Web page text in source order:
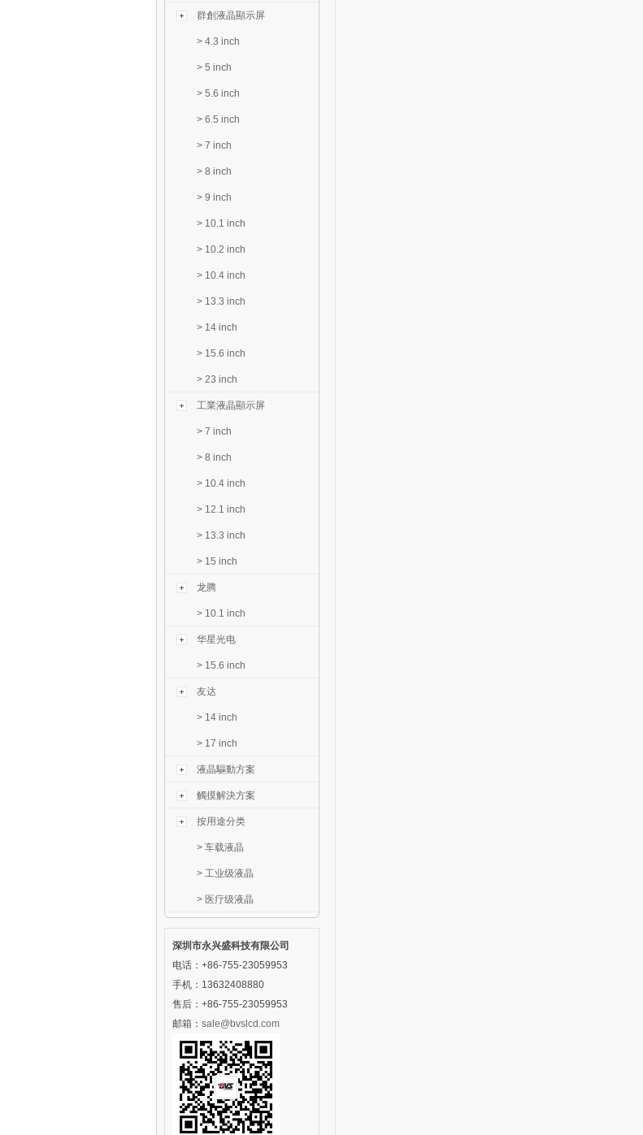
群創液晶顯示屏
> 4.3 inch
> 5 inch
> 5.6 inch
> 6.5 inch
> 7 inch
> 8 inch
> 9 inch
> 10.1 inch
> 10.2 inch
> 10.4 inch
> 13.3 inch
> 14 inch
> 15.6 inch
> 23 inch
工業液晶顯示屏
> 7 inch
> 8 inch
> 10.4 inch
> 12.1 inch
> 13.3 inch
> 15 inch
龙腾
> 10.1 inch
华星光电
> 15.6 inch
友达
> 14 inch
> 17 inch
液晶驅動方案
觸摸解決方案
按用途分类
> 车载液晶
> 工业级液晶
> 医疗级液晶
深圳市永兴盛科技有限公司
电话：+86-755-23059953
手机：13632408880
售后：+86-755-23059953
邮箱： sale@bvslcd.com